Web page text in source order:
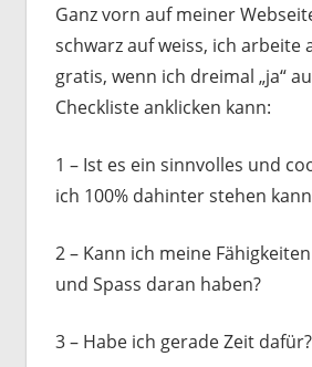
Ganz vorn auf meiner
schwarz auf weiss, ich arbeite
gratis, wenn ich dreimal „ja“
Checkliste anklicken kann:
1 – Ist es ein sinnvolles und
ich 100% dahinter stehen
2 – Kann ich meine
und Spass daran haben?
3 – Habe ich gerade Zeit dafür?